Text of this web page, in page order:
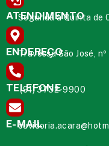
ATENDIMENTO
Segunda à Quinta de
ENDEREÇO
Travessa São José,
TELEFONE
(91) 3732-9900
E-MAIL